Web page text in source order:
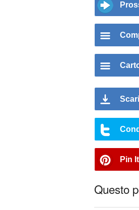
Pin It
Questo